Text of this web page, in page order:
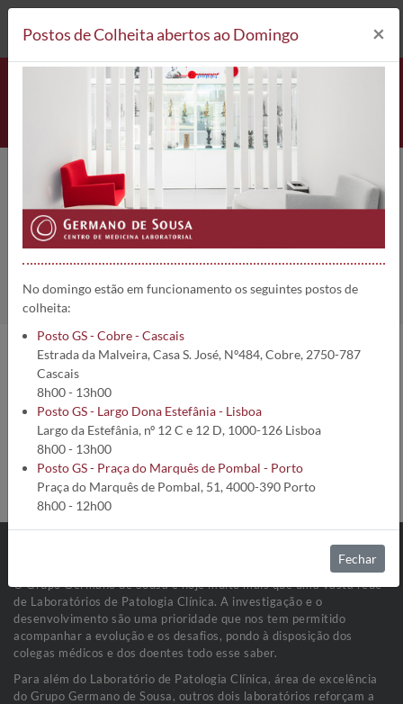
212 693 530* Postos de Colheita
Pesquisa Astrovírus (PCR) | 5323
Home Análises Pesquisa Astrovírus (PCR)
Informações da análise:
Código da análise:5323
Tempo de execução:18 Dias úteis
Método:Polimerase Chain Reaction
Condições de Colheita:Fezes (10 gr)
Estabilidade da amostra:Refrigerada a 2-8ºC
O Grupo Germano de Sousa é hoje muito mais que uma vasta rede
de Laboratórios de Patologia Clínica. A investigação e o
desenvolvimento são uma prioridade que nos tem permitido
acompanhar a evolução e os desafios, pondo à disposição dos
colegas médicos e dos doentes todo esse saber.
Para além do Laboratório de Patologia Clínica, área de excelência
do Grupo Germano de Sousa, outros dois laboratórios reforçam a
Postos de Colheita abertos ao Domingo ×
No domingo estão em funcionamento os seguintes postos de
colheita:
Posto GS - Cobre - Cascais
Estrada da Malveira, Casa S. José, Nº484, Cobre, 2750-787
Cascais
8h00 - 13h00
Posto GS - Largo Dona Estefânia - Lisboa
Largo da Estefânia, nº 12 C e 12 D, 1000-126 Lisboa
8h00 - 13h00
Posto GS - Praça do Marquês de Pombal - Porto
Praça do Marquês de Pombal, 51, 4000-390 Porto
8h00 - 12h00
Fechar